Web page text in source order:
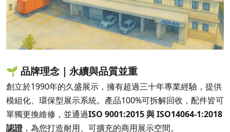
🌱 品牌理念｜永續與品質並重
創立於1990年的久盛展示，擁有超過三十年專業經驗，提供
模組化、環保型展示系統。產品100%可拆解回收，配件皆可
單獨更換維修，並通過ISO 9001:2015 與 ISO14064-1:2018
認證，為您打造耐用、可擴充的商用展示空間。